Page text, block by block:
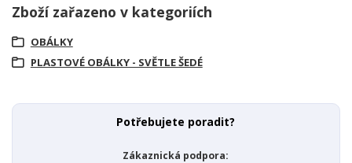
Zboží zařazeno v kategoriích
OBÁLKY
PLASTOVÉ OBÁLKY - SVĚTLE ŠEDÉ
Potřebujete poradit?
Zákaznická podpora: